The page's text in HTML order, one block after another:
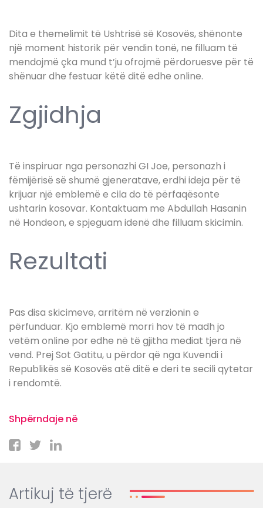
Dita e themelimit të Ushtrisë së Kosovës, shënonte
një moment historik për vendin tonë, ne filluam të
mendojmë çka mund t’ju ofrojmë përdoruesve për të
shënuar dhe festuar këtë ditë edhe online.
Zgjidhja
Të inspiruar nga personazhi GI Joe, personazh i
fëmijërisë së shumë gjeneratave, erdhi ideja për të
krijuar një emblemë e cila do të përfaqësonte
ushtarin kosovar. Kontaktuam me Abdullah Hasanin
në Hondeon, e spjeguam idenë dhe filluam skicimin.
Rezultati
Pas disa skicimeve, arritëm në verzionin e
përfunduar. Kjo emblemë morri hov të madh jo
vetëm online por edhe në të gjitha mediat tjera në
vend. Prej Sot Gatitu, u përdor që nga Kuvendi i
Republikës së Kosovës atë ditë e deri te secili qytetar
i rendomtë.
Shpërndaje në
Artikuj të tjerë